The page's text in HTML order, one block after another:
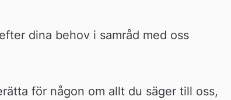
dina behov i samråd med oss
för någon om allt du säger till oss,